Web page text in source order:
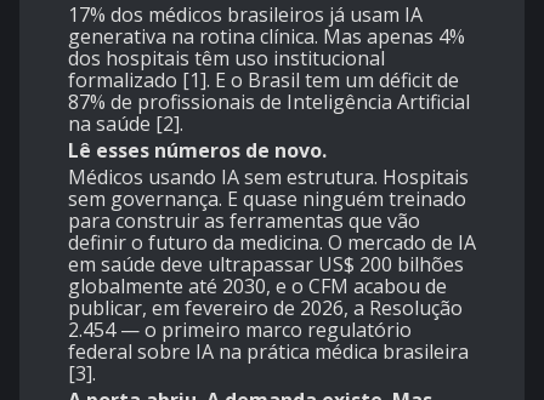
17% dos médicos brasileiros já usam IA
generativa na rotina clínica. Mas apenas 4%
dos hospitais têm uso institucional
formalizado [1]. E o Brasil tem um déficit de
87% de profissionais de Inteligência Artificial
na saúde [2].
Lê esses números de novo.
Médicos usando IA sem estrutura. Hospitais
sem governança. E quase ninguém treinado
para construir as ferramentas que vão
definir o futuro da medicina. O mercado de IA
em saúde deve ultrapassar US$ 200 bilhões
globalmente até 2030, e o CFM acabou de
publicar, em fevereiro de 2026, a Resolução
2.454 — o primeiro marco regulatório
federal sobre IA na prática médica brasileira
[3].